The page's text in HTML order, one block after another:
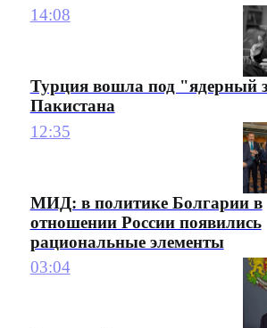
14:08
Турция вошла под "ядерный
Пакистана
12:35
МИД: в политике Болгарии в
отношении России появились
рациональные элементы
03:04